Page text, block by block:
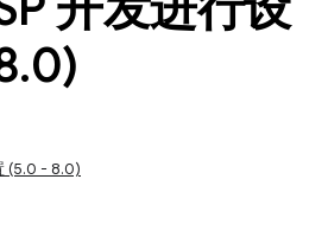
.0)
(5.0 - 8.0)